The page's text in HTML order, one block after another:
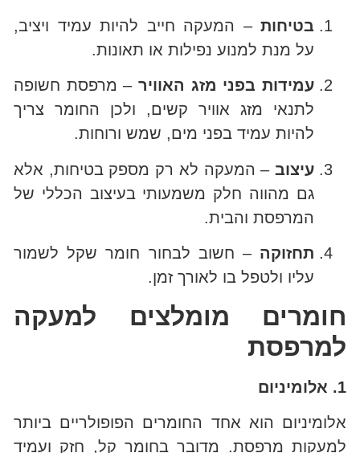
בטיחות– המעקה חייב להיות עמיד ויציב,
על מנת למנוע נפילות או תאונות.
עמידות בפני מזג האוויר– מרפסת חשופה
לתנאי מזג אוויר קשים, ולכן החומר צריך
להיות עמיד בפני מים, שמש ורוחות.
עיצוב– המעקה לא רק מספק בטיחות, אלא
גם מהווה חלק משמעותי בעיצוב הכללי של
המרפסת והבית.
תחזוקה– חשוב לבחור חומר שקל לשמור
עליו ולטפל בו לאורך זמן.
חומרים מומלצים למעקה
למרפסת
1. אלומיניום
אלומיניום הוא אחד החומרים הפופולריים ביותר
למעקות מרפסת. מדובר בחומר קל, חזק ועמיד